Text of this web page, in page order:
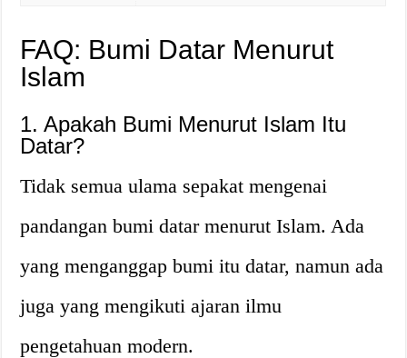
FAQ: Bumi Datar Menurut
Islam
1. Apakah Bumi Menurut Islam Itu
Datar?
Tidak semua ulama sepakat mengenai
pandangan bumi datar menurut Islam. Ada
yang menganggap bumi itu datar, namun ada
juga yang mengikuti ajaran ilmu
pengetahuan modern.